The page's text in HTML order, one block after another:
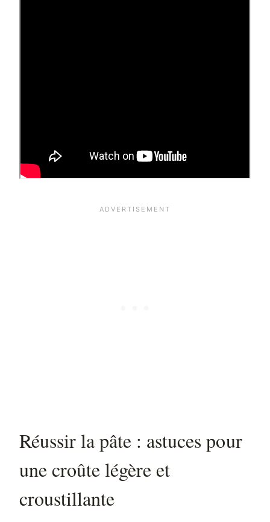
Réussir la pâte : astuces pour
une croûte légère et
croustillante